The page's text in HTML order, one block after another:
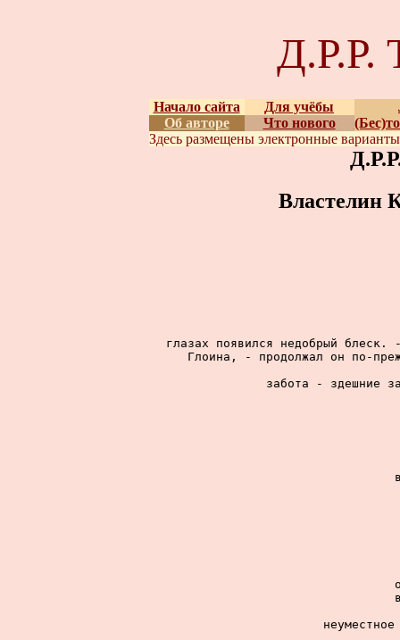
Начало сайта Для учёбы
Об авторе
Что нового
Здесь размещены электронные
Властелин
глазах появился недобрый
Глоина, - продолжал он по-
забота - здешние